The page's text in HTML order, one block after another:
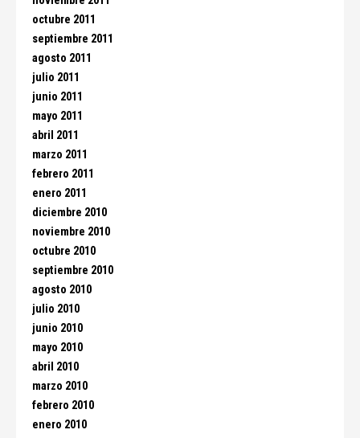
octubre 2011
septiembre 2011
agosto 2011
julio 2011
junio 2011
mayo 2011
abril 2011
marzo 2011
febrero 2011
enero 2011
diciembre 2010
noviembre 2010
octubre 2010
septiembre 2010
agosto 2010
julio 2010
junio 2010
mayo 2010
abril 2010
marzo 2010
febrero 2010
enero 2010